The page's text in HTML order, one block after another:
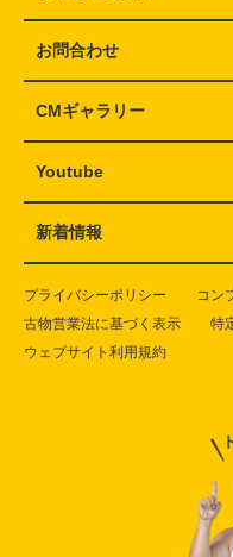
お問合わせ
CMギャラリー
Youtube
新着情報
プライバシーポリシー
コン
古物営業法に基づく表示
特
ウェブサイト利用規約